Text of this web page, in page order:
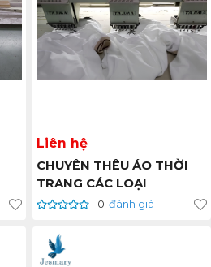
Liên hệ
CHUYÊN THÊU ÁO THỜI
TRANG CÁC LOẠI
0 đánh giá